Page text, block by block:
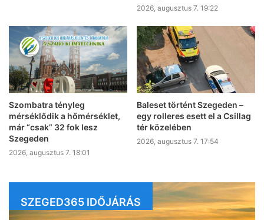
2026, augusztus 7. 19:22
Szombatra tényleg
mérséklődik a hőmérséklet,
már “csak” 32 fok lesz
Szegeden
2026, augusztus 7. 18:01
Baleset történt Szegeden –
egy rolleres esett el a Csillag
tér közelében
2026, augusztus 7. 17:54
SZEGED365 IDŐJÁRÁS